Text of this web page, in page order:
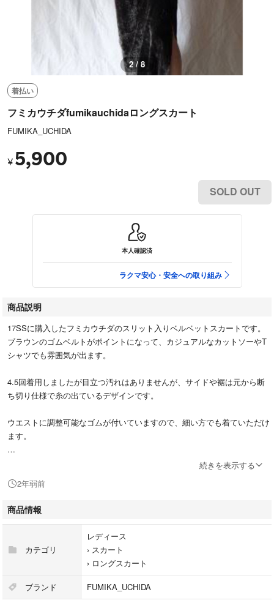
2 / 8
着払い
フミカウチダfumikauchidaロングスカート
FUMIKA_UCHIDA
¥ 5,900
SOLD OUT
本人確認済
ラクマ安心・安全への取り組み
商品説明
17SSに購入したフミカウチダのスリット入りベルベットスカートです。
ブラウンのゴムベルトがポイントになって、カジュアルなカットソーやT
シャツでも雰囲気が出ます。
4.5回着用しましたが目立つ汚れはありませんが、サイドや裾は元から断
ち切り仕様で糸の出ているデザインです。
ウエストに調整可能なゴムが付いていますので、細い方でも着ていただけ
ます。
素人採寸、個人保管になりますので、神経質な方のご購入はお控えくださ
い。
続きを表示する
2年弱前
商品情報
カテゴリ
レディース
› スカート
› ロングスカート
ブランド FUMIKA_UCHIDA